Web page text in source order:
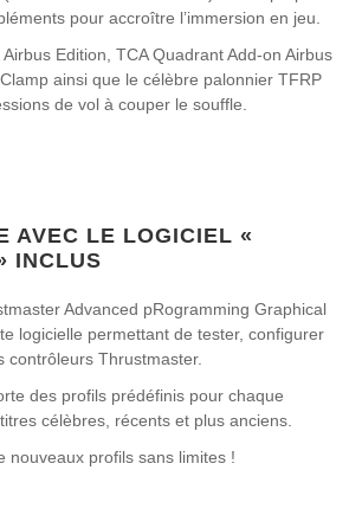
pour accroître l’immersion en jeu.
Edition, TCA Quadrant Add-on Airbus
ainsi que le célèbre palonnier TFRP
de vol à couper le souffle.
AVEC LE LOGICIEL «
INCLUS
Advanced pRogramming Graphical
logicielle permettant de tester, configurer
contrôleurs Thrustmaster.
des profils prédéfinis pour chaque
célèbres, récents et plus anciens.
nouveaux profils sans limites !